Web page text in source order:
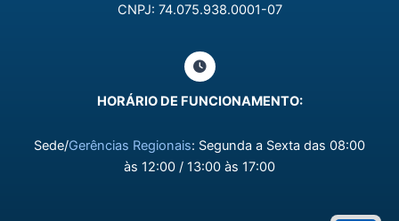
CNPJ: 74.075.938.0001-07
HORÁRIO DE FUNCIONAMENTO:
Sede/Gerências Regionais: Segunda a Sexta das 08:00
às 12:00 / 13:00 às 17:00